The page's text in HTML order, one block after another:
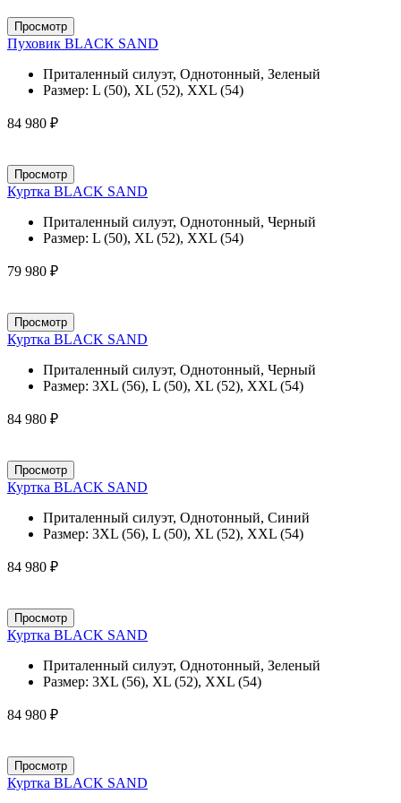
Просмотр
Пуховик BLACK SAND
Приталенный силуэт, Однотонный, Зеленый
Размер: L (50), XL (52), XXL (54)
84 980 ₽
Просмотр
Куртка BLACK SAND
Приталенный силуэт, Однотонный, Черный
Размер: L (50), XL (52), XXL (54)
79 980 ₽
Просмотр
Куртка BLACK SAND
Приталенный силуэт, Однотонный, Черный
Размер: 3XL (56), L (50), XL (52), XXL (54)
84 980 ₽
Просмотр
Куртка BLACK SAND
Приталенный силуэт, Однотонный, Синий
Размер: 3XL (56), L (50), XL (52), XXL (54)
84 980 ₽
Просмотр
Куртка BLACK SAND
Приталенный силуэт, Однотонный, Зеленый
Размер: 3XL (56), XL (52), XXL (54)
84 980 ₽
Просмотр
Куртка BLACK SAND